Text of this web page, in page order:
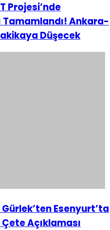
Projesi’nde
Tamamlandı! Ankara-
Düşecek
Esenyurt’ta
Açıklaması